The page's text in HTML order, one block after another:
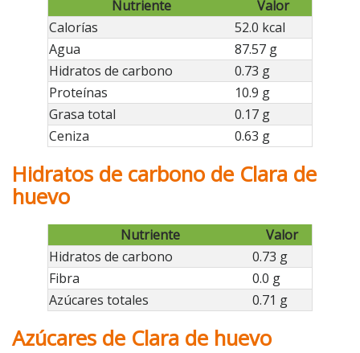
Nutriente
Valor
Calorías
52.0 kcal
Agua
87.57 g
Hidratos de carbono
0.73 g
Proteínas
10.9 g
Grasa total
0.17 g
Ceniza
0.63 g
Hidratos de carbono de Clara de
huevo
Nutriente
Valor
Hidratos de carbono
0.73 g
Fibra
0.0 g
Azúcares totales
0.71 g
Azúcares de Clara de huevo